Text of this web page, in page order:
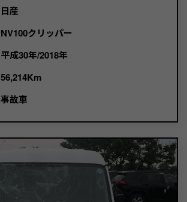
日産
NV100クリッパー
平成30年/2018年
56,214Km
事故車